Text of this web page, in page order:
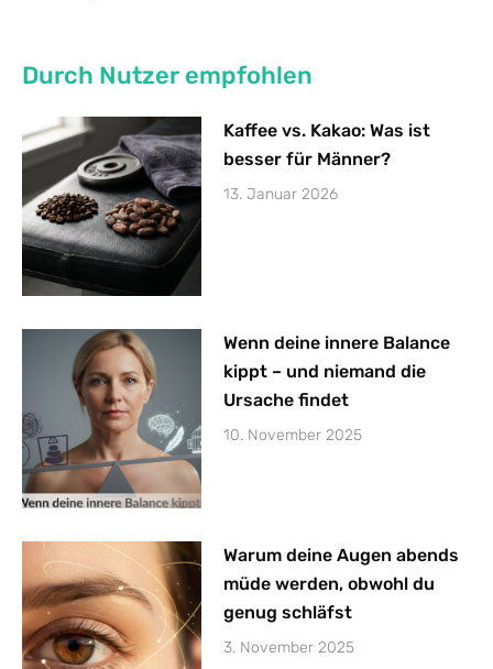
Durch Nutzer empfohlen
Kaffee vs. Kakao: Was ist
besser für Männer?
13. Januar 2026
Wenn deine innere Balance
kippt – und niemand die
Ursache findet
10. November 2025
Warum deine Augen abends
müde werden, obwohl du
genug schläfst
3. November 2025